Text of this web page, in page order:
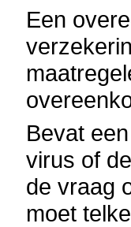
Een
Bevat
virus of
de vraag
moet